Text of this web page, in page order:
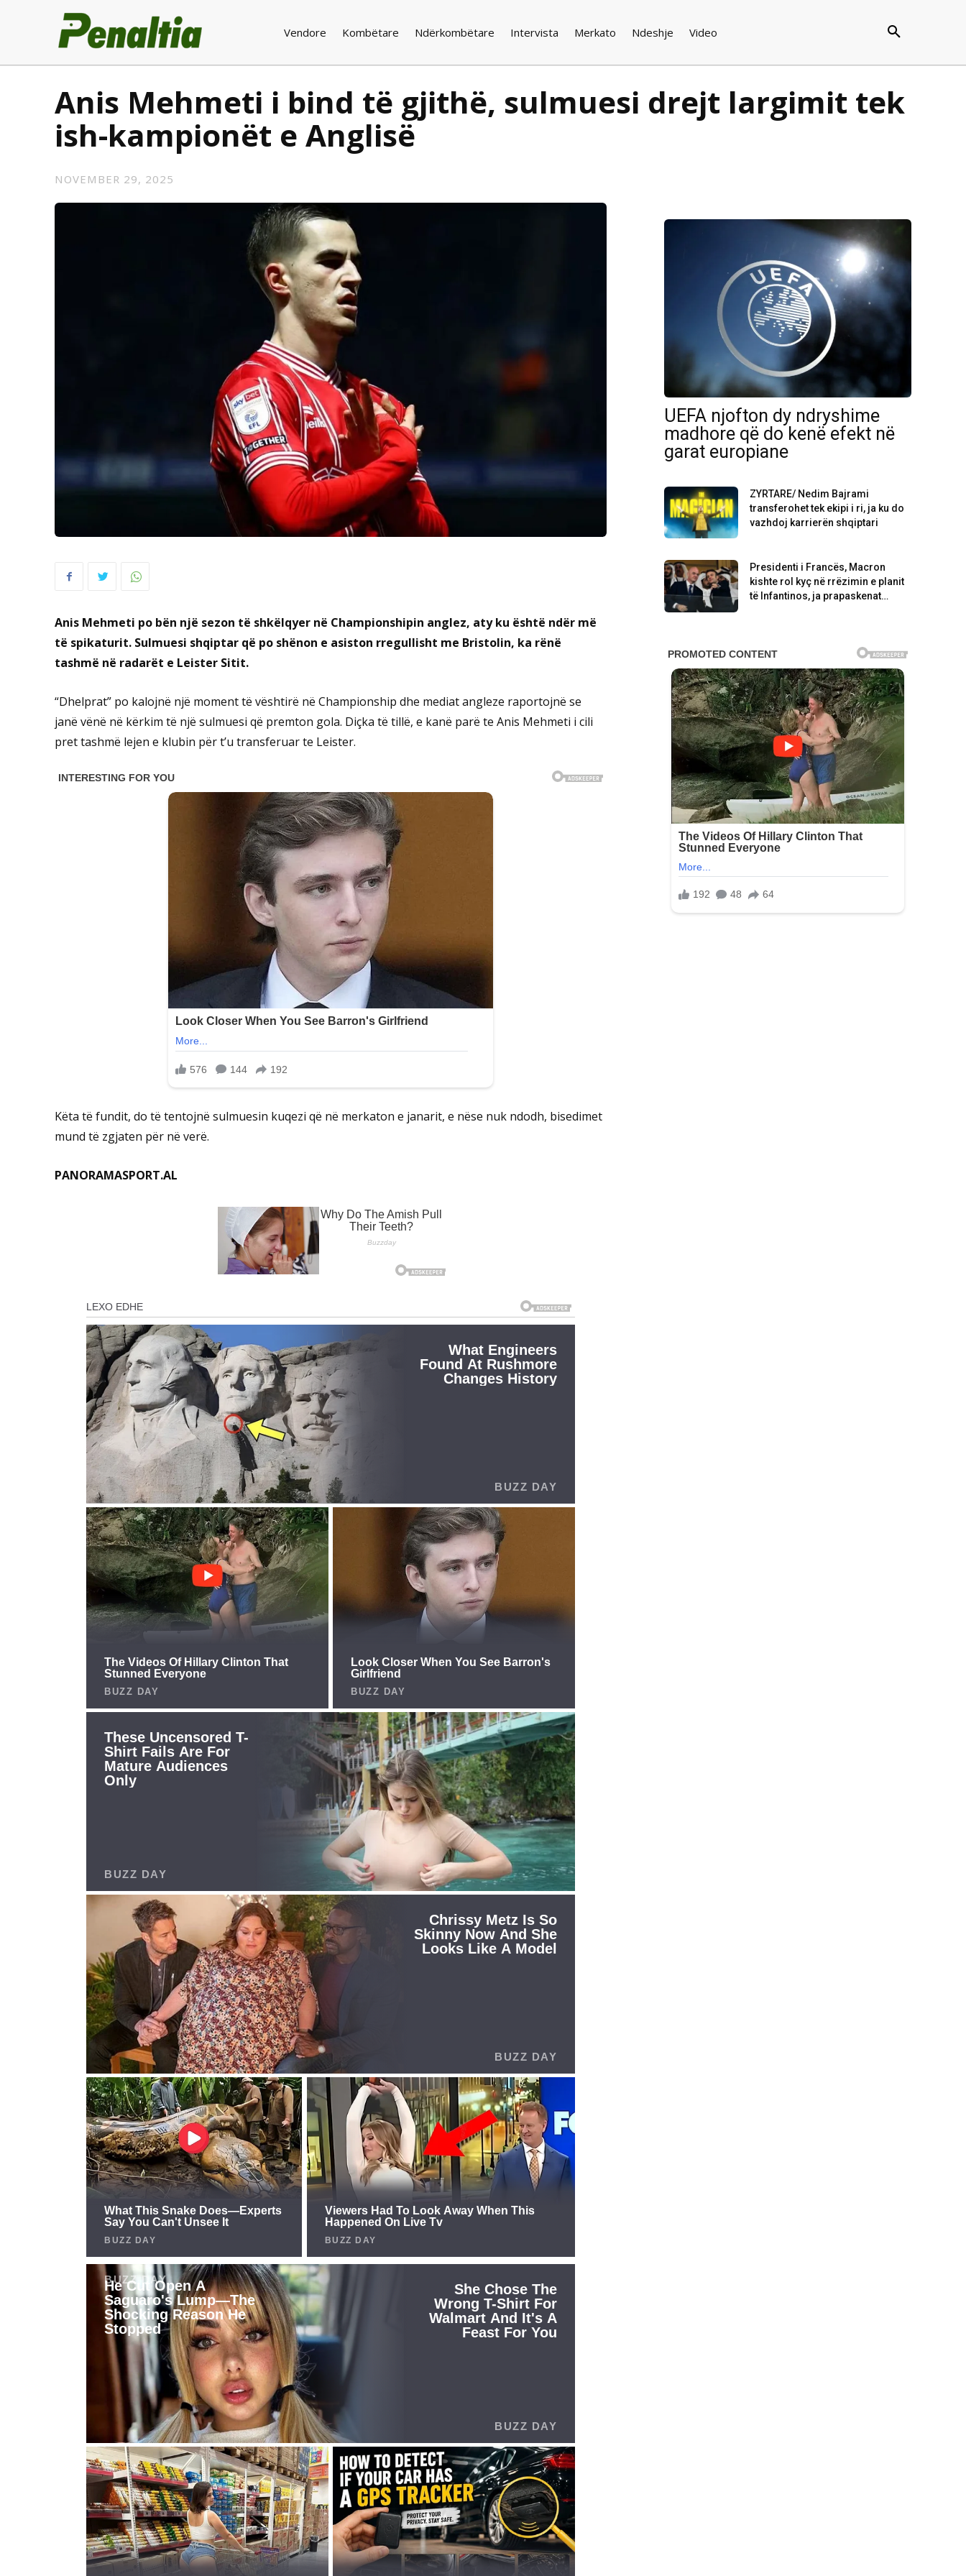
Vendore Kombëtare Ndërkombëtare Intervista Merkato Ndeshje Video
Anis Mehmeti i bind të gjithë, sulmuesi drejt largimit tek
ish-kampionët e Anglisë
NOVEMBER 29, 2025
Anis Mehmeti po bën një sezon të shkëlqyer në Championshipin anglez, aty ku është ndër më
të spikaturit. Sulmuesi shqiptar që po shënon e asiston rregullisht me Bristolin, ka rënë
tashmë në radarët e Leister Sitit.
“Dhelprat” po kalojnë një moment të vështirë në Championship dhe mediat angleze raportojnë se
janë vënë në kërkim të një sulmuesi që premton gola. Diçka të tillë, e kanë parë te Anis Mehmeti i cili
pret tashmë lejen e klubin për t’u transferuar te Leister.
Këta të fundit, do të tentojnë sulmuesin kuqezi që në merkaton e janarit, e nëse nuk ndodh, bisedimet
mund të zgjaten për në verë.
PANORAMASPORT.AL
UEFA njofton dy ndryshime
madhore që do kenë efekt në
garat europiane
ZYRTARE/ Nedim Bajrami
transferohet tek ekipi i ri, ja ku do
vazhdoj karrierën shqiptari
Presidenti i Francës, Macron
kishte rol kyç në rrëzimin e planit
të Infantinos, ja prapaskenat…